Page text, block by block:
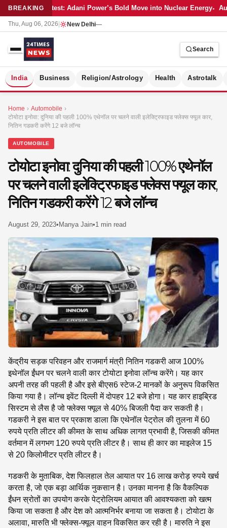
BREAKINGLatest: Adani Power’s Bold Move into Nuclear Energy
Thu, Aug 06, 2026 New Delhi—
Search
India Business Religion/Astrology Health Astrotalk
Home › Automobile ›
टोयोटा इनोवा: दुनिया की पहली 100% एथेनॉल पर चलने वाली इलेक्ट्रिफाइड फ्लेक्स फ्यूल कार,
नितिन गडकरी करेंगे 12 बजे लॉन्च
AUTOMOBILE
टोयोटा इनोवा: दुनिया की पहली 100% एथेनॉल
पर चलने वाली इलेक्ट्रिफाइड फ्लेक्स फ्यूल कार,
नितिन गडकरी करेंगे 12 बजे लॉन्च
August 29, 2023• Manya Jain•1 min read
केंद्रीय सड़क परिवहन और राजमार्ग मंत्री नितिन गडकरी आज 100%
इथेनॉल ईंधन पर चलने वाली कार टोयोटा इनोवा लॉन्च करेंगे। यह कार
अपनी तरह की पहली है और इसे बीएस6 स्टेज-2 मानकों के अनुरूप विकसित
किया गया है। लॉन्च इवेंट दिल्ली में दोपहर 12 बजे होगा। यह कार हाइब्रिड
सिस्टम से लैस है जो फ्लेक्स फ्यूल से 40% बिजली पैदा कर सकती है।
गडकरी ने इस बात पर प्रकाश डाला कि एथेनॉल पेट्रोल की तुलना में 60
रुपये प्रति लीटर की कीमत के साथ अधिक लागत प्रभावी है, जिसकी कीमत
वर्तमान में लगभग 120 रुपये प्रति लीटर है। साथ ही कार का माइलेज 15
से 20 किलोमीटर प्रति लीटर है।
गडकरी के मुताबिक, देश फिलहाल तेल आयात पर 16 लाख करोड़ रुपये खर्च
करता है, जो एक बड़ा आर्थिक नुकसान है। उनका मानना ​​है कि वैकल्पिक
ईंधन स्रोतों का उपयोग करके पेट्रोलियम आयात की आवश्यकता को खत्म
किया जा सकता है और देश को आत्मनिर्भर बनाया जा सकता है। टोयोटा के
अलावा, मारुति भी फ्लेक्स-फ्यूल वाहन विकसित कर रही है। मारुति ने इस